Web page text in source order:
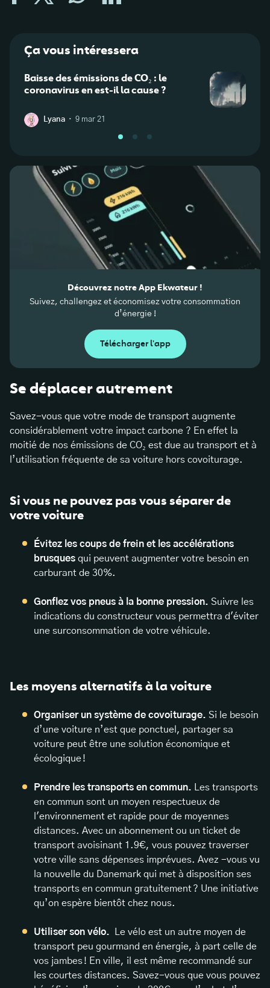
Ça vous intéressera
Baisse des émissions de CO₂ : le
coronavirus en est-il la cause ?
Lyana · 9 mar 21
Découvrez notre App Ekwateur !
Suivez, challengez et économisez votre consommation
d’énergie !
Télécharger l'app
Se déplacer autrement
Savez-vous que votre mode de transport augmente
considérablement votre impact carbone ? En effet la
moitié de nos émissions de CO₂ est due au transport et à
l’utilisation fréquente de sa voiture hors covoiturage.
Si vous ne pouvez pas vous séparer de
votre voiture
Évitez les coups de frein et les accélérations
brusques qui peuvent augmenter votre besoin en
carburant de 30%.
Gonflez vos pneus à la bonne pression. Suivre les
indications du constructeur vous permettra d'éviter
une surconsommation de votre véhicule.
Les moyens alternatifs à la voiture
Organiser un système de covoiturage. Si le besoin
d’une voiture n’est que ponctuel, partager sa
voiture peut être une solution économique et
écologique !
Prendre les transports en commun. Les transports
en commun sont un moyen respectueux de
l'environnement et rapide pour de moyennes
distances. Avec un abonnement ou un ticket de
transport avoisinant 1.9€, vous pouvez traverser
votre ville sans dépenses imprévues. Avez -vous vu
la nouvelle du Danemark qui met à disposition ses
transports en commun gratuitement ? Une initiative
qu’on espère bientôt chez nous.
Utiliser son vélo.
Le vélo est un autre moyen de
transport peu gourmand en énergie, à part celle de
vos jambes ! En ville, il est même recommandé sur
les courtes distances. Savez-vous que vous pouvez